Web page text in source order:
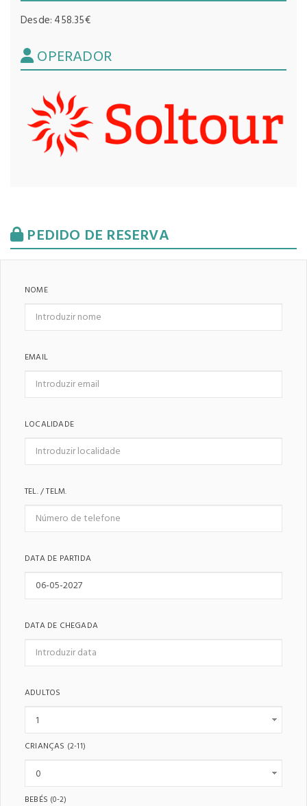
Desde: 458.35€
OPERADOR
PEDIDO DE RESERVA
NOME
EMAIL
LOCALIDADE
TEL. / TELM.
DATA DE PARTIDA
DATA DE CHEGADA
ADULTOS
CRIANÇAS (2-11)
BEBÉS (0-2)